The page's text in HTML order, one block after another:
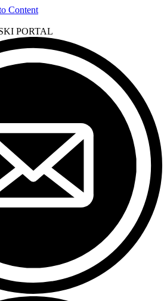
Content
PORTAL